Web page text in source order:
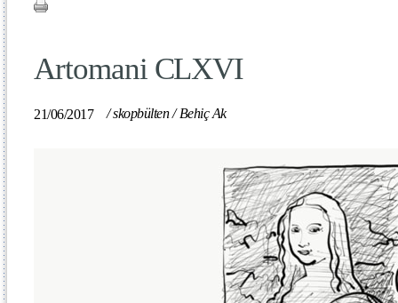
Artomani CLXVI
21/06/2017 /skopbülten /Behiç Ak